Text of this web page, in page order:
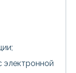
электронной